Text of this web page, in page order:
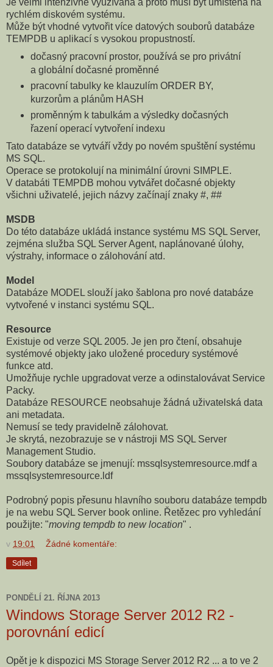
Je velmi intenzivně využívaná a proto musí být umístěna na
rychlém diskovém systému.
Může být vhodné vytvořit více datových souborů databáze
TEMPDB u aplikací s vysokou propustností.
dočasný pracovní prostor, používá se pro privátní
a globální dočasné proměnné
pracovní tabulky ke klauzulím ORDER BY,
kurzorům a plánům HASH
proměnným k tabulkám a výsledky dočasných
řazení operací vytvoření indexu
Tato databáze se vytváří vždy po novém spuštění systému
MS SQL.
Operace se protokolují na minimální úrovni SIMPLE.
V databáti TEMPDB mohou vytvářet dočasné objekty
všichni uživatelé, jejich názvy začínají znaky #, ##
MSDB
Do této databáze ukládá instance systému MS SQL Server,
zejména služba SQL Server Agent, naplánované úlohy,
výstrahy, informace o zálohování atd.
Model
Databáze MODEL slouží jako šablona pro nové databáze
vytvořené v instanci systému SQL.
Resource
Existuje od verze SQL 2005. Je jen pro čtení, obsahuje
systémové objekty jako uložené procedury systémové
funkce atd.
Umožňuje rychle upgradovat verze a odinstalovávat Service
Packy.
Databáze RESOURCE neobsahuje žádná uživatelská data
ani metadata.
Nemusí se tedy pravidelně zálohovat.
Je skrytá, nezobrazuje se v nástroji MS SQL Server
Management Studio.
Soubory databáze se jmenují: mssqlsystemresource.mdf a
mssqlsystemresource.ldf
Podrobný popis přesunu hlavního souboru databáze tempdb
je na webu SQL Server book online. Řetězec pro vyhledání
použijte: "moving tempdb to new location" .
v 19:01 Žádné komentáře:
Sdílet
PONDĚLÍ 21. ŘÍJNA 2013
Windows Storage Server 2012 R2 -
porovnání edicí
Opět je k dispozici MS Storage Server 2012 R2 ... a to ve 2